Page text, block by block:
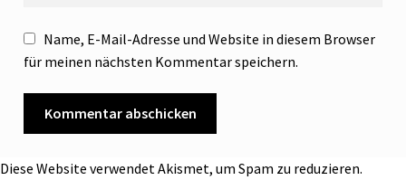
Name, E-Mail-Adresse und Website in diesem Browser
für meinen nächsten Kommentar speichern.
Diese Website verwendet Akismet, um Spam zu reduzieren.